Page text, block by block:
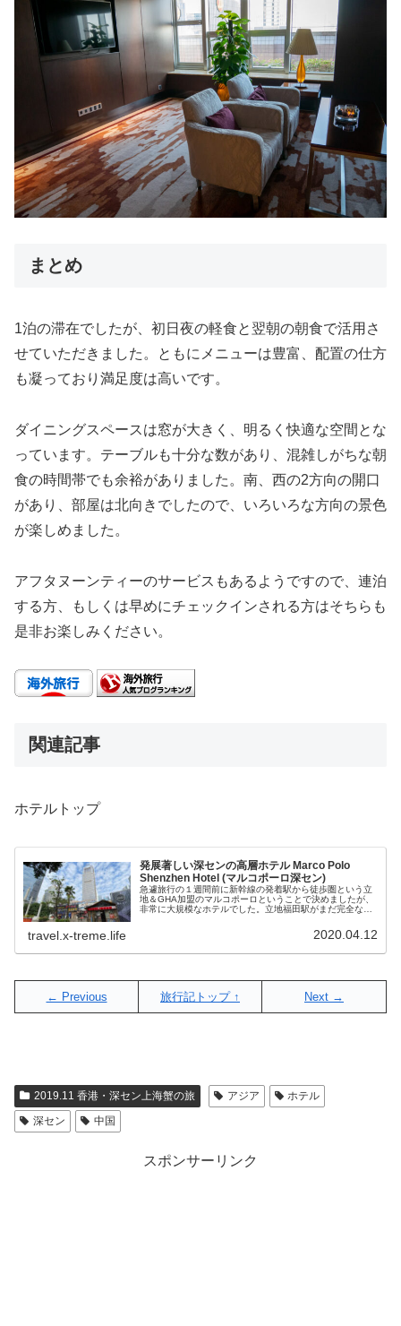
まとめ
1泊の滞在でしたが、初日夜の軽食と翌朝の朝食で活用さ
せていただきました。ともにメニューは豊富、配置の仕方
も凝っており満足度は高いです。
ダイニングスペースは窓が大きく、明るく快適な空間とな
っています。テーブルも十分な数があり、混雑しがちな朝
食の時間帯でも余裕がありました。南、西の2方向の開口
があり、部屋は北向きでしたので、いろいろな方向の景色
が楽しめました。
アフタヌーンティーのサービスもあるようですので、連泊
する方、もしくは早めにチェックインされる方はそちらも
是非お楽しみください。
関連記事
ホテルトップ
発展著しい深センの高層ホテル Marco Polo
Shenzhen Hotel (マルコポーロ深セン)
急遽旅行の１週間前に新幹線の発着駅から徒歩圏という立
地＆GHA加盟のマルコポーロということで決めましたが、
非常に大規模なホテルでした。立地福田駅がまだ完全な形
travel.x-treme.life 2020.04.12
← Previous 旅行記トップ ↑ Next →
2019.11 香港・深セン上海蟹の旅 アジア
ホテル
深セン
中国
スポンサーリンク